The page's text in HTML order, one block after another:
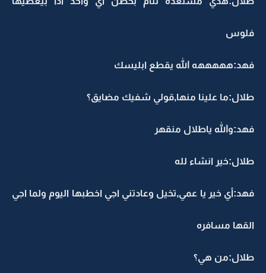
فلوس
فهد:هههههه الله يقطع ابليسك
طلال:ما علينا منها,قولي شفيك مضايق؟
فهد:والله ياطلال منقهر
طلال:خير انشاء لله
فهد:أي خير يا عمي,تخيل وعادتني اجي اخطبها اليوم ولما اجي
القها مسافره
طلال:من هي؟